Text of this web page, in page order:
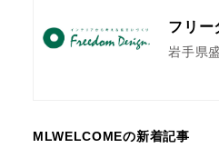
フリー
岩手県
MLWELCOMEの新着記事